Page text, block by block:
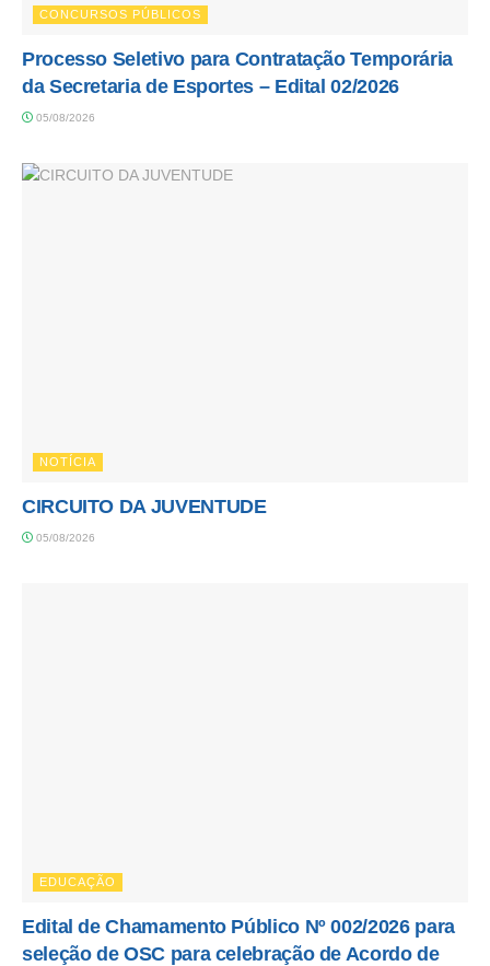
CONCURSOS PÚBLICOS
Processo Seletivo para Contratação Temporária
da Secretaria de Esportes – Edital 02/2026
05/08/2026
NOTÍCIA
CIRCUITO DA JUVENTUDE
05/08/2026
EDUCAÇÃO
Edital de Chamamento Público Nº 002/2026 para
seleção de OSC para celebração de Acordo de